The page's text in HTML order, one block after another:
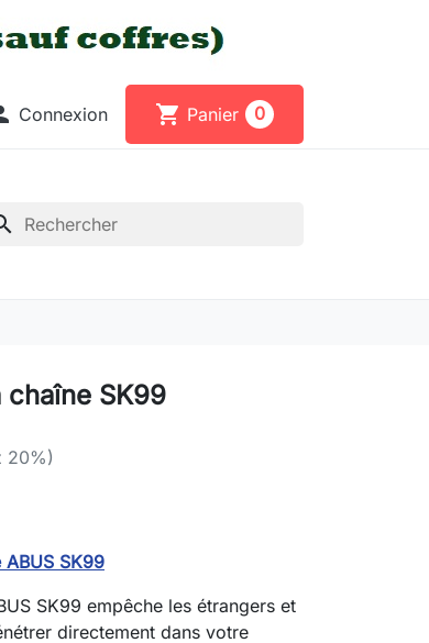
Connexion shopping_cart Panier 0
chaîne SK99
20%)
SK99
SK99 empêche les étrangers et
directement dans votre